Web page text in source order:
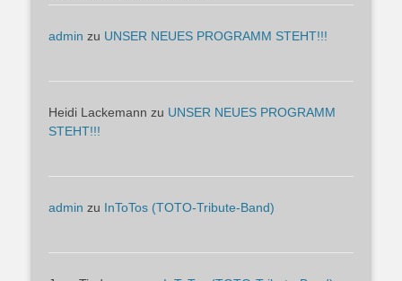
admin zu UNSER NEUES PROGRAMM STEHT!!!
Heidi Lackemann zu UNSER NEUES PROGRAMM
STEHT!!!
admin zu InToTos (TOTO-Tribute-Band)